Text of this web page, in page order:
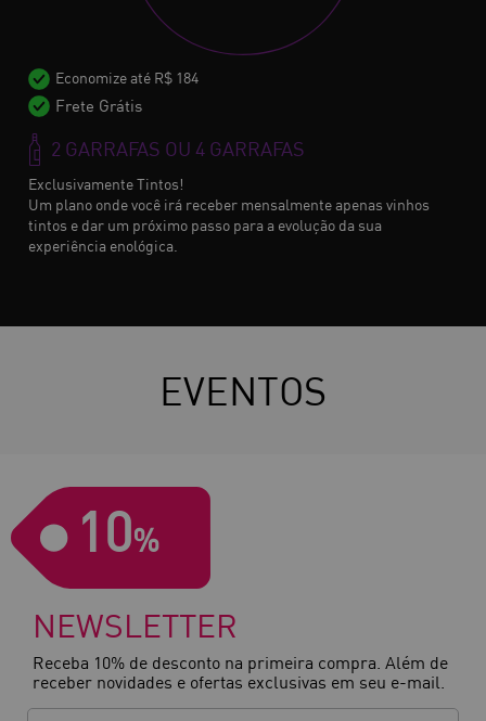
Economize até R$ 184
Frete Grátis
2 GARRAFAS OU 4 GARRAFAS
Exclusivamente Tintos!
Um plano onde você irá receber mensalmente apenas vinhos
tintos e dar um próximo passo para a evolução da sua
experiência enológica.
EVENTOS
10%
NEWSLETTER
Receba 10% de desconto na primeira compra. Além de
receber novidades e ofertas exclusivas em seu e-mail.